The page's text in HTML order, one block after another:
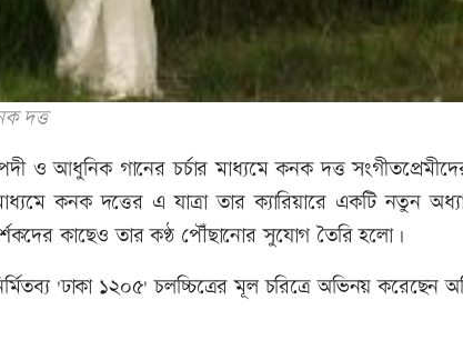
দত্ত
ও আধুনিক গানের চর্চার মাধ্যমে কনক দত্ত
কনক দত্তের এ যাত্রা তার ক্যারিয়ারে একটি নতুন
কাছেও তার কণ্ঠ পৌঁছানোর সুযোগ তৈরি হলো।
'ঢাকা ১২০৫' চলচ্চিত্রের মূল চরিত্রে অভিনয় করেছেন